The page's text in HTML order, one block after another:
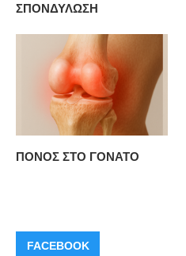
ΣΠΟΝΔΥΛΩΣΗ
ΠΟΝΟΣ ΣΤΟ ΓΟΝΑΤΟ
FACEBOOK